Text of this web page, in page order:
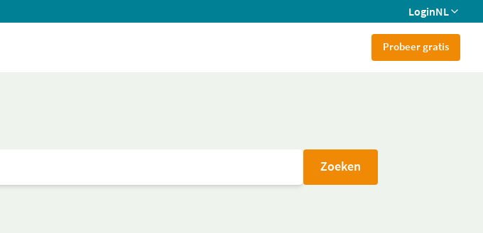
LoginNL
Probeer gratis
Zoeken